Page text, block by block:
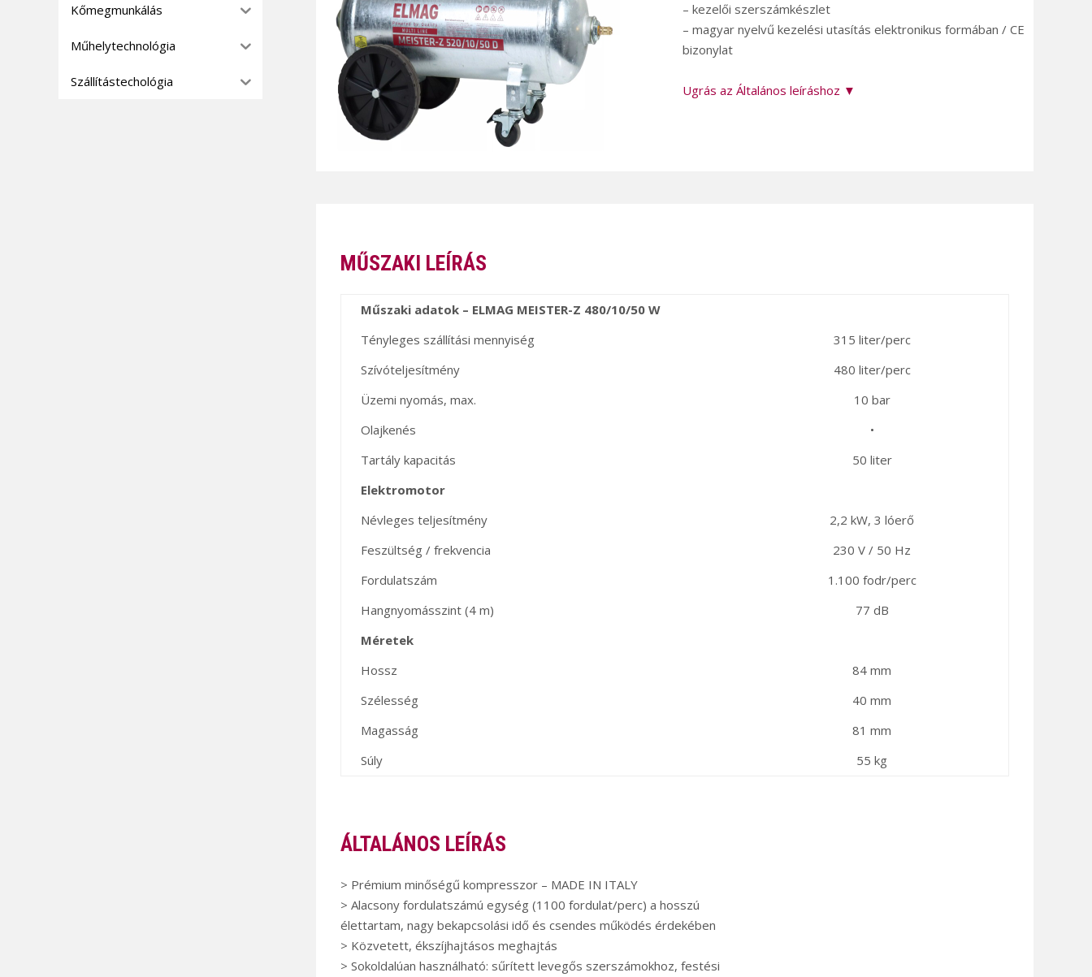
– kezelői szerszámkészlet
– magyar nyelvű kezelési utasítás elektronikus formában / CE
bizonylat
Ugrás az Általános leíráshoz ▼
MŰSZAKI LEÍRÁS
Műszaki adatok – ELMAG MEISTER-Z 480/10/50 W
Tényleges szállítási mennyiség
315 liter/perc
Szívóteljesítmény
480 liter/perc
Üzemi nyomás, max.
10 bar
Olajkenés
•
Tartály kapacitás
50 liter
Elektromotor
Névleges teljesítmény
2,2 kW, 3 lóerő
Feszültség / frekvencia
230 V / 50 Hz
Fordulatszám
1.100 fodr/perc
Hangnyomásszint (4 m)
77 dB
Méretek
Hossz
84 mm
Szélesség
40 mm
Magasság
81 mm
Súly
55 kg
ÁLTALÁNOS LEÍRÁS
> Prémium minőségű kompresszor – MADE IN ITALY
> Alacsony fordulatszámú egység (1100 fordulat/perc) a hosszú
élettartam, nagy bekapcsolási idő és csendes működés érdekében
> Közvetett, ékszíjhajtásos meghajtás
> Sokoldalúan használható: sűrített levegős szerszámokhoz, festési
Kőmegmunkálás
Műhelytechnológia
Szállítástechológia